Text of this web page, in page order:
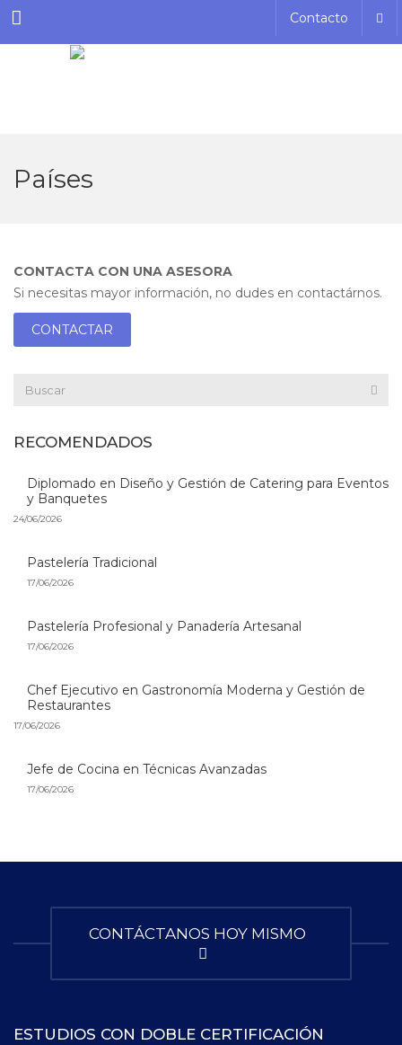
Menu Contacto
Países
CONTACTA CON UNA ASESORA
Si necesitas mayor información, no dudes en contactárnos.
CONTACTAR
RECOMENDADOS
Diplomado en Diseño y Gestión de Catering para Eventos
y Banquetes
24/06/2026
Pastelería Tradicional
17/06/2026
Pastelería Profesional y Panadería Artesanal
17/06/2026
Chef Ejecutivo en Gastronomía Moderna y Gestión de
Restaurantes
17/06/2026
Jefe de Cocina en Técnicas Avanzadas
17/06/2026
CONTÁCTANOS HOY MISMO
ESTUDIOS CON DOBLE CERTIFICACIÓN